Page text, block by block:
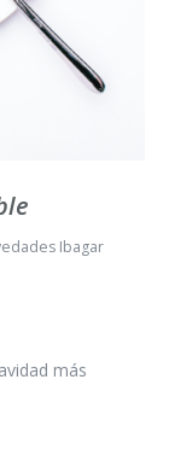
Ibagar
más